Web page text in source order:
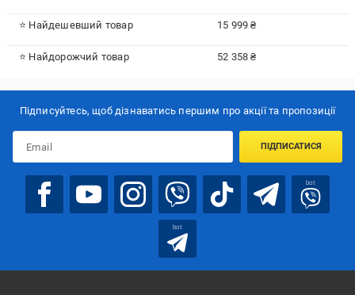
⭐ Найдешевший товар 15 999 ₴
⭐ Найдорожчий товар 52 358 ₴
Підписуйтесь, щоб дізнаватись першим про акції та пропозиції
ПІДПИСАТИСЯ
bot
bot